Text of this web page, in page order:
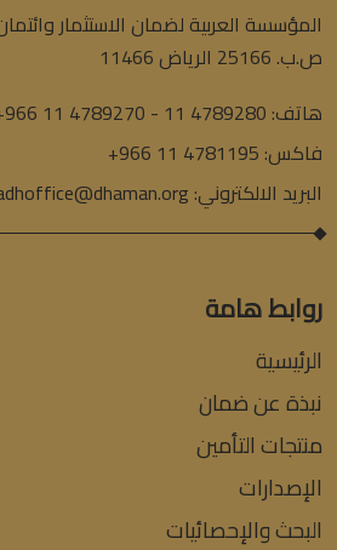
المؤسسة العربية لضمان الاستثمار
ص.ب. 25166 الرياض 11466
هاتف:11 4789270 - 11 4789280
فاكس:+966 11 4781195
البريد الالكتروني:
روابط هامة
الرئيسية
نبذة عن ضمان
منتجات التأمين
الإصدارات
البحث والإحصائيات